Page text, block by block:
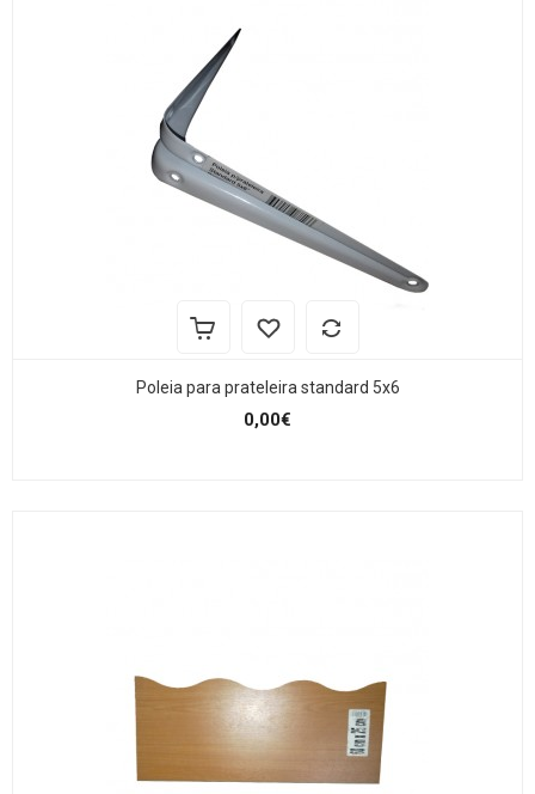
Poleia para prateleira standard 5x6
0,00€